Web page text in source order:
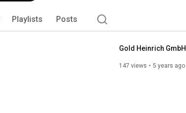
Playlists Posts
Gold Heinrich
147 views 5 years ago